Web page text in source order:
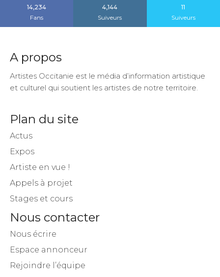
14,234
Fans
4,144
Suiveurs
11
Suiveurs
A propos
Artistes Occitanie est le média d’information artistique
et culturel qui soutient les artistes de notre territoire.
Plan du site
Actus
Expos
Artiste en vue !
Appels à projet
Stages et cours
Nous contacter
Nous écrire
Espace annonceur
Rejoindre l’équipe